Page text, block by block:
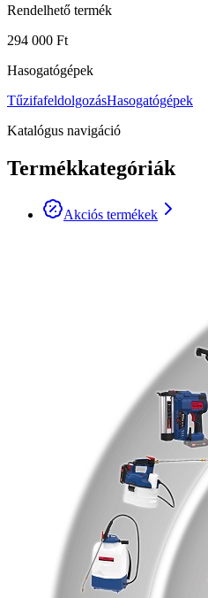
Rendelhető termék
294 000 Ft
Hasogatógépek
TűzifafeldolgozásHasogatógépek
Katalógus navigáció
Termékkategóriák
Akciós termékek